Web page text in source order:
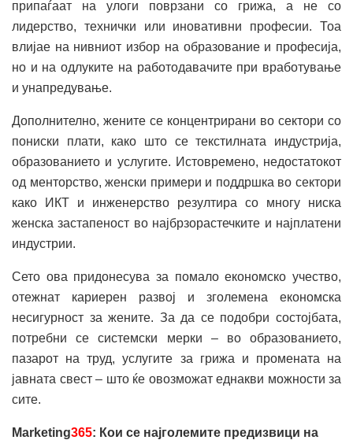
припаѓаат на улоги поврзани со грижа, а не со
лидерство, технички или иновативни професии. Тоа
влијае на нивниот избор на образование и професија,
но и на одлуките на работодавачите при вработување
и унапредување.
Дополнително, жените се концентрирани во сектори со
пониски плати, како што се текстилната индустрија,
образованието и услугите. Истовремено, недостатокот
од менторство, женски примери и поддршка во сектори
како ИКТ и инженерство резултира со многу ниска
женска застапеност во најбрзорастечките и најплатени
индустрии.
Сето ова придонесува за помало економско учество,
отежнат кариерен развој и зголемена економска
несигурност за жените. За да се подобри состојбата,
потребни се системски мерки – во образованието,
пазарот на труд, услугите за грижа и промената на
јавната свест – што ќе овозможат еднакви можности за
сите.
Marketing365: Кои се најголемите предизвици на